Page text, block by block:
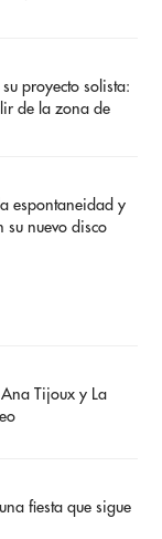
proyecto solista:
de la zona de
espontaneidad y
su nuevo disco
Ana Tijoux y La
fiesta que sigue